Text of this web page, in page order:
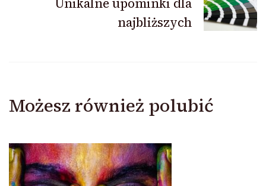
najbliższych
Możesz również polubić